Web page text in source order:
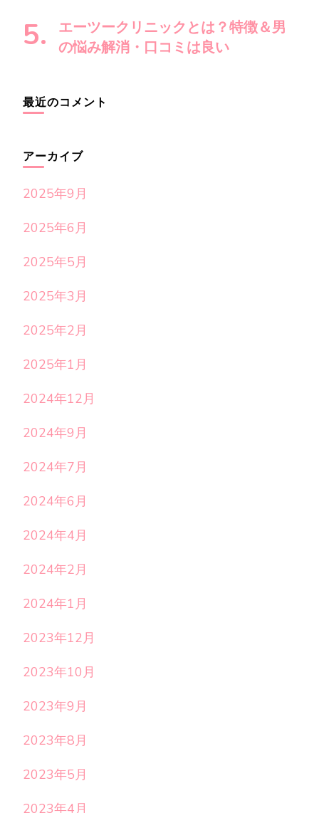
エーツークリニックとは？特徴＆男
の悩み解消・口コミは良い
最近のコメント
アーカイブ
2025年9月
2025年6月
2025年5月
2025年3月
2025年2月
2025年1月
2024年12月
2024年9月
2024年7月
2024年6月
2024年4月
2024年2月
2024年1月
2023年12月
2023年10月
2023年9月
2023年8月
2023年5月
2023年4月